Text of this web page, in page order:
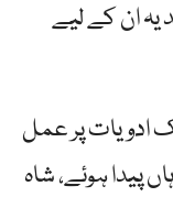
یہ ان کے لیے
ادویات پر عمل
پیدا ہوئے، شاہ